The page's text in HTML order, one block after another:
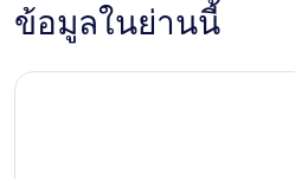
ข้อมูลในย่านนี้